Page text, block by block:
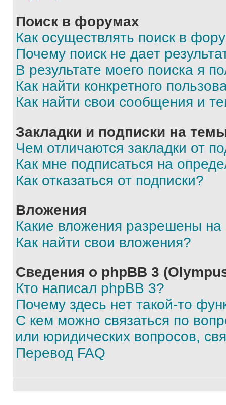
Поиск в форумах
Как осуществлять поиск в
Почему поиск не дает
В результате моего поиска я
Как найти конкретного
Как найти свои сообщения и
Закладки и подписки на
Чем отличаются закладки от
Как мне подписаться на
Как отказаться от подписки?
Вложения
Какие вложения разрешены
Как найти свои вложения?
Сведения о phpBB 3
Кто написал phpBB 3?
Почему здесь нет такой-то
С кем можно связаться по
или юридических вопросов,
Перевод FAQ